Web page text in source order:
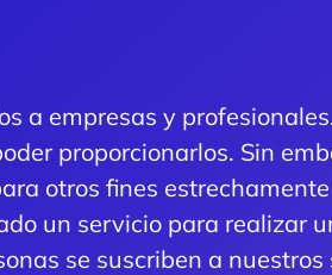
a empresas y
proporcionarlos. Sin
otros fines
un servicio para realizar
se suscriben a